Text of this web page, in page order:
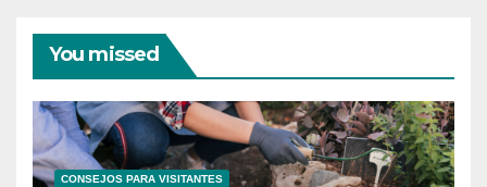
You missed
CONSEJOS PARA VISITANTES